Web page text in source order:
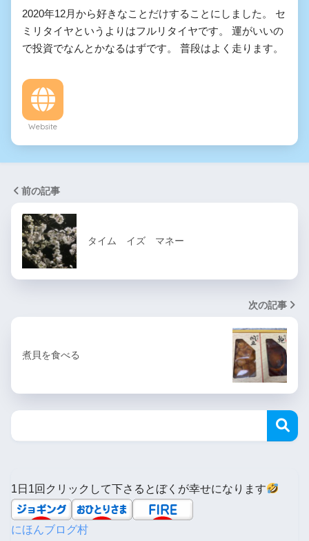
2020年12月から好きなことだけすることにしました。 セ
ミリタイヤというよりはフルリタイヤです。 運がいいの
で投資でなんとかなるはずです。 普段はよく走ります。
Website
前の記事
タイム イズ マネー
次の記事
煮貝を食べる
1日1回クリックして下さるとぼくが幸せになります
にほんブログ村